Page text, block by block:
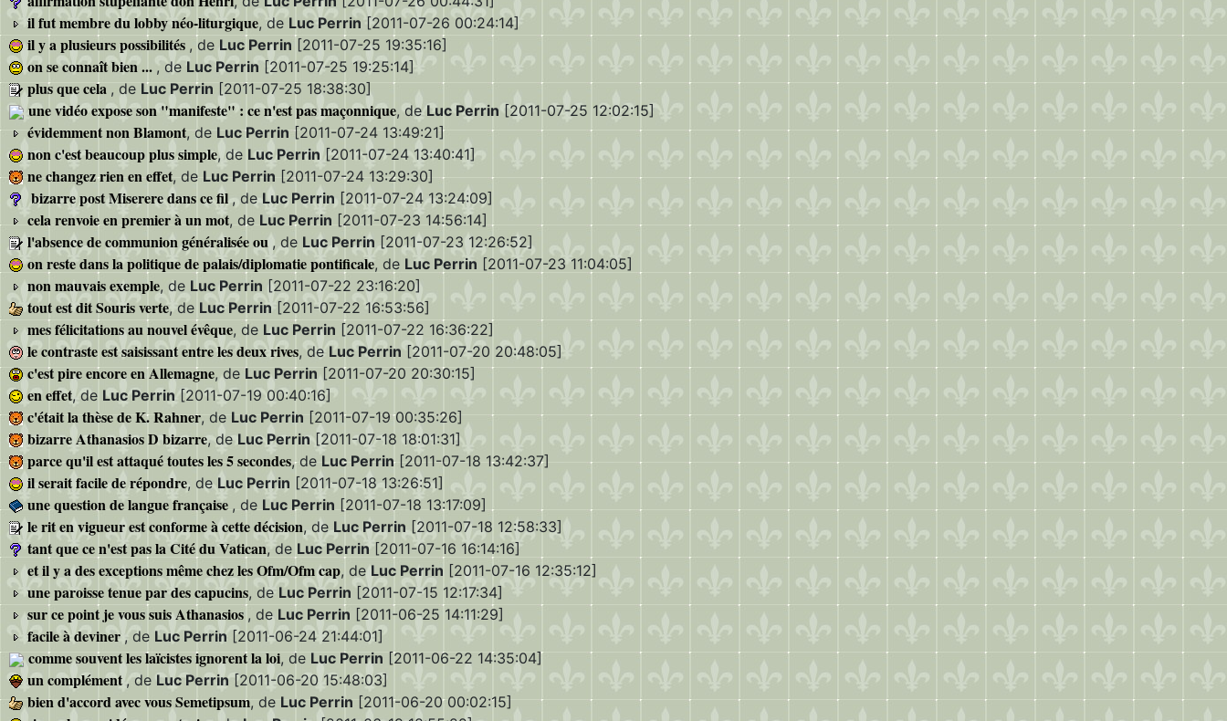
il fut membre du lobby néo-liturgique, de Luc Perrin [2011-07-26 00:24:14]
il y a plusieurs possibilités , de Luc Perrin [2011-07-25 19:35:16]
on se connaît bien ... , de Luc Perrin [2011-07-25 19:25:14]
plus que cela , de Luc Perrin [2011-07-25 18:38:30]
une vidéo expose son "manifeste" : ce n'est pas maçonnique, deLuc Perrin [2011-07-25 12:02:15]
évidemment non Blamont, de Luc Perrin[2011-07-24 13:49:21]
non c'est beaucoup plus simple, de Luc Perrin [2011-07-24 13:40:41]
ne changez rien en effet, de Luc Perrin [2011-07-24 13:29:30]
bizarre post Miserere dans ce fil , deLuc Perrin [2011-07-24 13:24:09]
cela renvoie en premier à un mot, de Luc Perrin [2011-07-23 14:56:14]
l'absence de communion généralisée ou , de Luc Perrin [2011-07-23 12:26:52]
on reste dans la politique de palais/diplomatie pontificale, de Luc Perrin [2011-07-23 11:04:05]
non mauvais exemple, de Luc Perrin [2011-07-22 23:16:20]
tout est dit Souris verte, de Luc Perrin[2011-07-22 16:53:56]
mes félicitations au nouvel évêque, de Luc Perrin [2011-07-22 16:36:22]
le contraste est saisissant entre les deux rives, de Luc Perrin [2011-07-20 20:48:05]
c'est pire encore en Allemagne, deLuc Perrin[2011-07-20 20:30:15]
en effet, de Luc Perrin[2011-07-19 00:40:16]
c'était la thèse de K. Rahner, de Luc Perrin [2011-07-19 00:35:26]
bizarre Athanasios D bizarre, de Luc Perrin [2011-07-18 18:01:31]
parce qu'il est attaqué toutes les 5 secondes, de Luc Perrin[2011-07-18 13:42:37]
il serait facile de répondre, de Luc Perrin [2011-07-18 13:26:51]
une question de langue française , de Luc Perrin [2011-07-18 13:17:09]
le rit en vigueur est conforme à cette décision, deLuc Perrin[2011-07-18 12:58:33]
tant que ce n'est pas la Cité du Vatican, de Luc Perrin[2011-07-16 16:14:16]
et il y a des exceptions même chez les Ofm/Ofm cap, deLuc Perrin [2011-07-16 12:35:12]
une paroisse tenue par des capucins, de Luc Perrin [2011-07-15 12:17:34]
sur ce point je vous suis Athanasios , de Luc Perrin [2011-06-25 14:11:29]
facile à deviner , de Luc Perrin [2011-06-24 21:44:01]
comme souvent les laïcistes ignorent la loi, de Luc Perrin [2011-06-22 14:35:04]
un complément, de Luc Perrin [2011-06-20 15:48:03]
bien d'accord avec vous Semetipsum, de Luc Perrin [2011-06-20 00:02:15]